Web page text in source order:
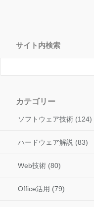
サイト内検索
カテゴリー
ソフトウェア技術 (124)
ハードウェア解説 (83)
Web技術 (80)
Office活用 (79)